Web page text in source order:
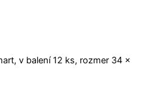
v balení 12 ks, rozmer 34 x